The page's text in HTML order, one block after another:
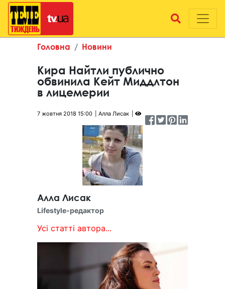
Головна Новини
Кира Найтли публично
обвинила Кейт Миддлтон
в лицемерии
7 жовтня 2018 15:00 Алла Лисак
Алла Лисак
Lifestyle-редактор
Усі статті автора...